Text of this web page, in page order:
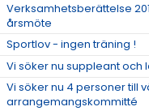
Verksamhetsberättelse
årsmöte
Sportlov - ingen träning !
Vi söker nu suppleant och
Vi söker nu 4 personer till
arrangemangskommitté